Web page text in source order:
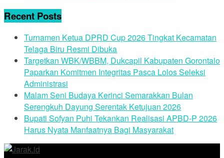
Recent Posts
Turnamen Ketua DPRD Cup 2026 Tingkat Kecamatan
Telaga Biru Resmi Dibuka
Targetkan WBK/WBBM, Dukcapil Kabupaten Gorontalo
Paparkan Komitmen Integritas Pasca Lolos Seleksi
Administrasi
Malam Seni Budaya Kerinci Semarakkan Bulan
Serengkuh Dayung Serentak Ketujuan 2026
Bupati Sofyan Puhi Tekankan Realisasi APBD-P 2026
Harus Nyata Manfaatnya Bagi Masyarakat